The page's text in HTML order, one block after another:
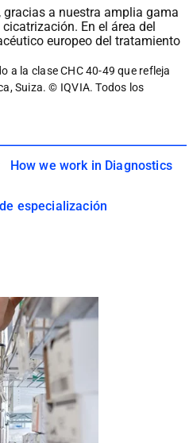
a nuestra amplia gama
En el área del
europeo del tratamiento
a la clase CHC 40-49 que refleja
Suiza. © IQVIA. Todos los
How we work in Diagnostics
especialización